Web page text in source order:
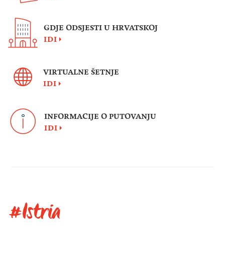
GDJE ODSJESTI U HRVATSKOJ
IDI
VIRTUALNE ŠETNJE
IDI
INFORMACIJE O PUTOVANJU
IDI
#Istria